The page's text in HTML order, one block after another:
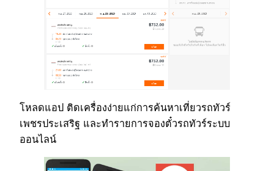
โหลดแอป ติดเครื่องง่ายแก่การค้นหาเที่ยวรถทัวร์
เพชรประเสริฐ และทำรายการจองตั๋วรถทัวร์ระบบ
ออนไลน์